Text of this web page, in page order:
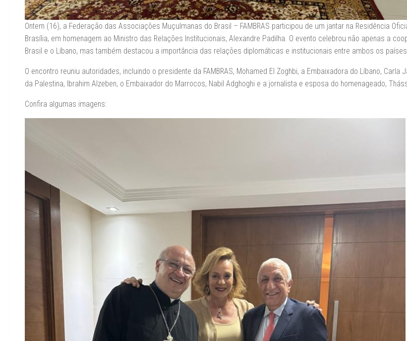
Ontem (16), a Federação das Associações Muçulmanas do Brasil – FAMBRAS participou de um jantar na Residência
Brasília, em homenagem ao Ministro das Relações Institucionais, Alexandre Padilha. O evento celebrou não apenas a
Brasil e o Líbano, mas também destacou a importância das relações diplomáticas e institucionais entre ambos os
O encontro reuniu autoridades, incluindo o presidente da FAMBRAS, Mohamed El Zoghbi, a Embaixadora do Líbano, Carla
da Palestina, Ibrahim Alzeben, o Embaixador do Marrocos, Nabil Adghoghi e a jornalista e esposa do homenageado,
Confira algumas imagens: